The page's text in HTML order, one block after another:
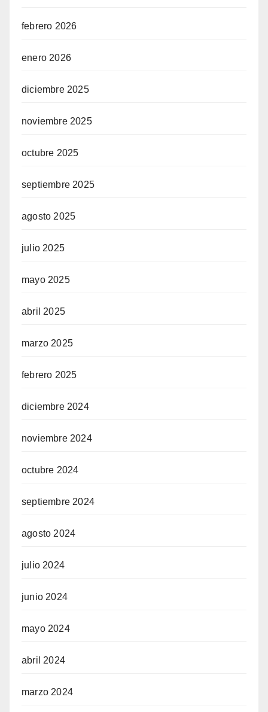
febrero 2026
enero 2026
diciembre 2025
noviembre 2025
octubre 2025
septiembre 2025
agosto 2025
julio 2025
mayo 2025
abril 2025
marzo 2025
febrero 2025
diciembre 2024
noviembre 2024
octubre 2024
septiembre 2024
agosto 2024
julio 2024
junio 2024
mayo 2024
abril 2024
marzo 2024